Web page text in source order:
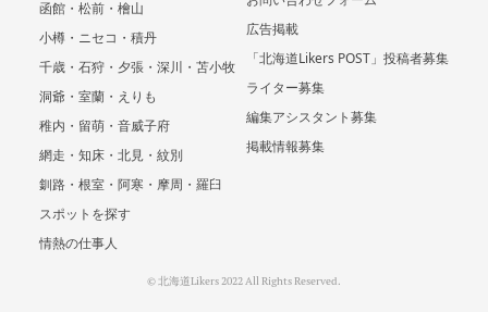
函館・松前・檜山
小樽・ニセコ・積丹
千歳・石狩・夕張・深川・苫小牧
洞爺・室蘭・えりも
稚内・留萌・音威子府
網走・知床・北見・紋別
釧路・根室・阿寒・摩周・羅臼
スポットを探す
情熱の仕事人
広告掲載
「北海道Likers POST」投稿者募集
ライター募集
編集アシスタント募集
掲載情報募集
© 北海道Likers 2022 All Rights Reserved.